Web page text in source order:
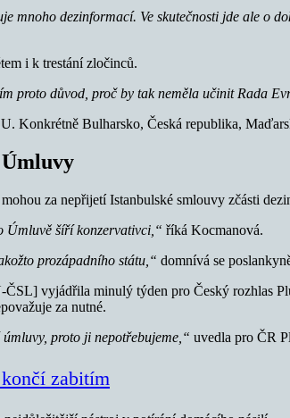
mnoho dezinformací. Ve skutečnosti jde ale o
i k trestání zločinců.
proto důvod, proč by takneměla učinit Rada
Konkrétně Bulharsko, Česká republika,
za nepřijetí Istanbulské smlouvy zčásti
Úmluvě šíří konzervativci,“ říká Kocmanová.
prozápadního státu,“ domnívá se
vyjádřila minulý týden pro Český rozhlas
za nutné.
proto ji nepotřebujeme,“ uvedla pro ČR
zabitím